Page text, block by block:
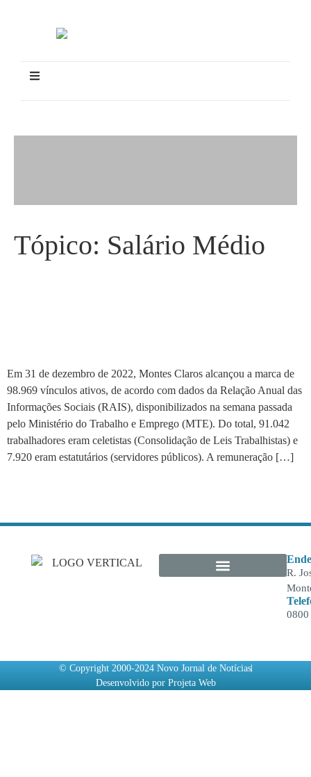
Tópico: Salário Médio
Em 31 de dezembro de 2022, Montes Claros alcançou a marca de
98.969 vínculos ativos, de acordo com dados da Relação Anual das
Informações Sociais (RAIS), disponibilizados na semana passada
pelo Ministério do Trabalho e Emprego (MTE). Do total, 91.042
trabalhadores eram celetistas (Consolidação de Leis Trabalhistas) e
7.920 eram estatutários (servidores públicos). A remuneração […]
R.
0800
© Copyright 2000-2024 Novo Jornal de Notícias
Desenvolvido por Projeta Web